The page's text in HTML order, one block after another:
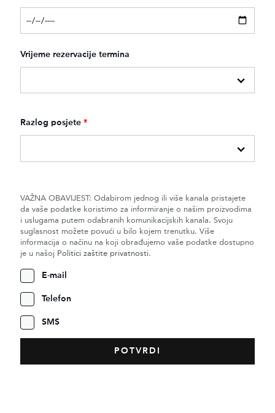
Vrijeme rezervacije termina
Razlog posjete *
VAŽNA OBAVIJEST: Odabirom jednog ili više kanala pristajete
da vaše podatke koristimo za informiranje o našim proizvodima
i uslugama putem odabranih komunikacijskih kanala. Svoju
suglasnost možete povući u bilo kojem trenutku. Više
informacija o načinu na koji obrađujemo vaše podatke dostupno
je u našoj Politici zaštite privatnosti.
E-mail
Telefon
SMS